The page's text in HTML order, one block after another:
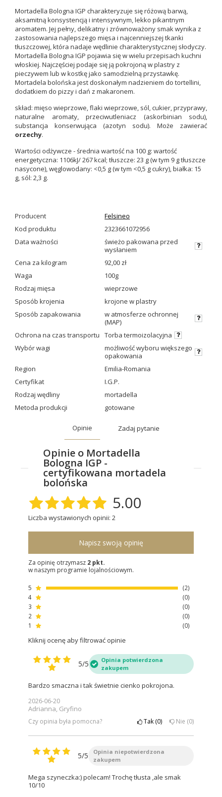
Mortadella Bologna IGP charakteryzuje się różową barwą,
aksamitną konsystencją i intensywnym, lekko pikantnym
aromatem. Jej pełny, delikatny i zrównoważony smak wynika z
zastosowania najlepszego mięsa i najcenniejszej tkanki
tłuszczowej, która nadaje wędlinie charakterystycznej słodyczy.
Mortadella Bologna IGP pojawia się w wielu przepisach kuchni
włoskiej. Najczęściej podaje się ją pokrojoną w plastry z
pieczywem lub w kostkę jako samodzielną przystawkę.
Mortadela bolońska jest doskonałym nadzieniem do tortellini,
dodatkiem do pizzy i dań z makaronem.
skład: mięso wieprzowe, flaki wieprzowe, sól, cukier, przyprawy,
naturalne aromaty, przeciwutleniacz (askorbinian sodu),
substancja konserwująca (azotyn sodu). Może zawierać
orzechy.
Wartości odżywcze - średnia wartość na 100 g: wartość
energetyczna: 1106kJ/ 267 kcal; tłuszcze: 23 g (w tym 9 g tłuszcze
nasycone), węglowodany: <0,5 g (w tym <0,5 g cukry), białka: 15
g, sól: 2,3 g.
Producent
Felsineo
Kod produktu
2323661072956
Data ważności
świeżo pakowana przed
wysłaniem
Cena za kilogram
92,00 zł
Waga
100g
Rodzaj mięsa
wieprzowe
Sposób krojenia
krojone w plastry
Sposób zapakowania
w atmosferze ochronnej
(MAP)
Ochrona na czas transportu
Torba termoizolacyjna
Wybór wagi
możliwość wyboru większego
opakowania
Region
Emilia-Romania
Certyfikat
I.G.P.
Rodzaj wędliny
mortadella
Metoda produkcji
gotowane
Opinie Zadaj pytanie
Opinie o Mortadella
Bologna IGP -
certyfikowana mortadela
bolońska
5.00
Liczba wystawionych opinii: 2
Napisz swoją opinię
Za opinię otrzymasz 2 pkt.
w naszym programie lojalnościowym.
5
2
4
0
3
0
2
0
1
0
Kliknij ocenę aby filtrować opinie
5/5
Opinia potwierdzona
zakupem
Bardzo smaczna i tak świetnie cienko pokrojona.
2026-06-20
Adrianna, Gryfino
Czy opinia była pomocna? Tak 0 Nie 0
5/5
Opinia niepotwierdzona
zakupem
Mega szyneczka:) polecam! Trochę tłusta ,ale smak
10/10